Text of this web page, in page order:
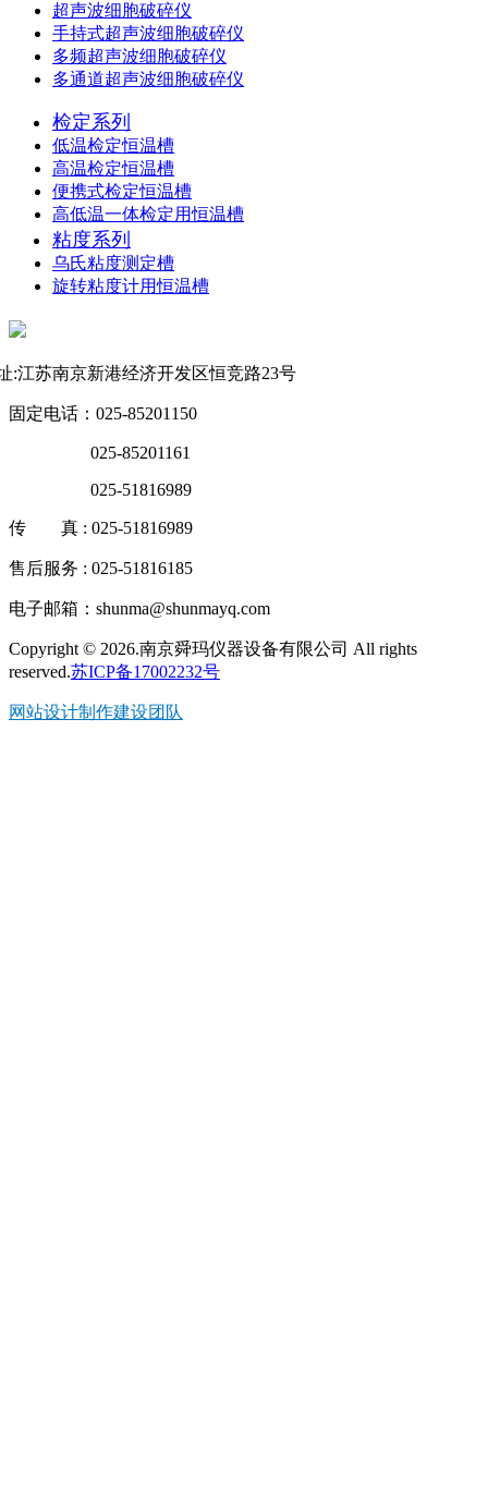
超声波细胞破碎仪
手持式超声波细胞破碎仪
多频超声波细胞破碎仪
多通道超声波细胞破碎仪
检定系列
低温检定恒温槽
高温检定恒温槽
便携式检定恒温槽
高低温一体检定用恒温槽
粘度系列
乌氏粘度测定槽
旋转粘度计用恒温槽
:江苏南京新港经济开发区恒竞路23号
固定电话：025-85201150
025-85201161
025-51816989
传 真 : 025-51816989
售后服务 : 025-51816185
电子邮箱：shunma@shunmayq.com
Copyright © 2026.南京舜玛仪器设备有限公司 All rights
reserved.苏ICP备17002232号
网站设计制作建设团队